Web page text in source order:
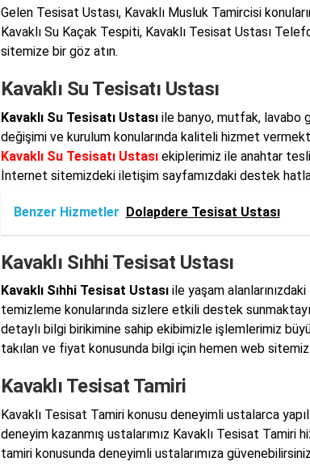
Gelen Tesisat Ustası, Kavaklı Musluk Tamircisi
Kavaklı Su Kaçak Tespiti, Kavaklı Tesisat Ustası
sitemize bir göz atın.
Kavaklı Su Tesisatı Ustası
Kavaklı Su Tesisatı Ustasıile banyo, mutfak, lavabo
değişimi ve kurulum konularında kaliteli hizmet
Kavaklı Su Tesisatı Ustasıekiplerimiz ile anahtar
İnternet sitemizdeki iletişim sayfamızdaki destek
Benzer Hizmetler Dolapdere Tesisat Ustası
Kavaklı Sıhhi Tesisat Ustası
Kavaklı Sıhhi Tesisat Ustasıile yaşam
temizleme konularında sizlere etkili destek
detaylı bilgi birikimine sahip ekibimizle işlemlerimiz
takılan ve fiyat konusunda bilgi için hemen web
Kavaklı Tesisat Tamiri
Kavaklı Tesisat Tamiri konusu deneyimli ustalarca
deneyim kazanmış ustalarımız Kavaklı Tesisat Tamiri
tamiri konusunda deneyimli ustalarımıza